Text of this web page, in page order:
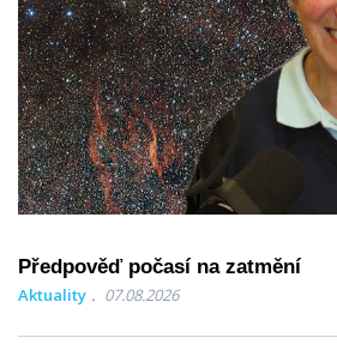
Předpověď počasí na zatmění
Aktuality 07.08.2026